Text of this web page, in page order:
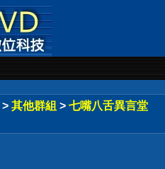
> 其他群組 > 七嘴八舌異言堂